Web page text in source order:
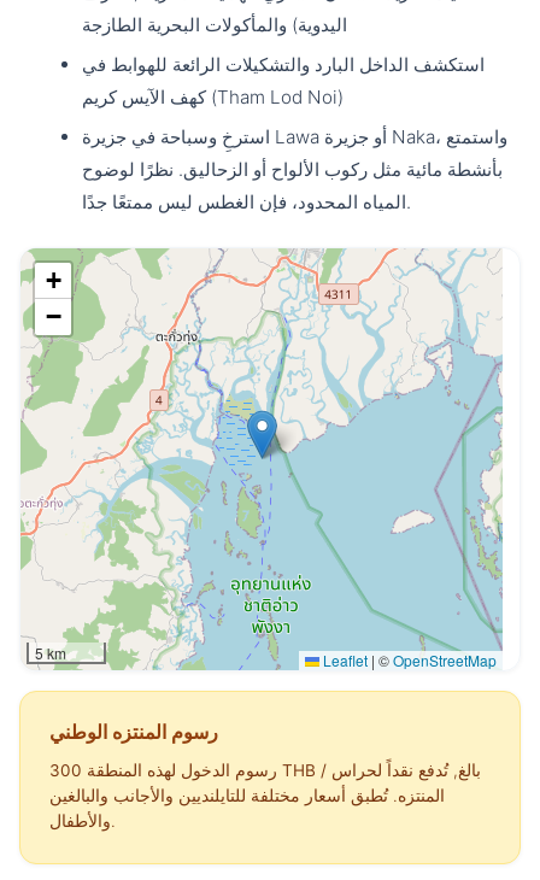
اليدوية) والمأكولات البحرية الطازجة
استكشف الداخل البارد والتشكيلات الرائعة للهوابط في
كهف الآيس كريم (Tham Lod Noi)
استرخِ وسباحة في جزيرة Lawa أو جزيرة Naka، واستمتع
بأنشطة مائية مثل ركوب الألواح أو الزحاليق. نظرًا لوضوح
المياه المحدود، فإن الغطس ليس ممتعًا جدًا.
+
−
5 km Leaflet | ©OpenStreetMap
رسوم المنتزه الوطني
رسوم الدخول لهذه المنطقة 300 THB / بالغ, تُدفع نقداً لحراس
المنتزه. تُطبق أسعار مختلفة للتايلنديين والأجانب والبالغين
والأطفال.